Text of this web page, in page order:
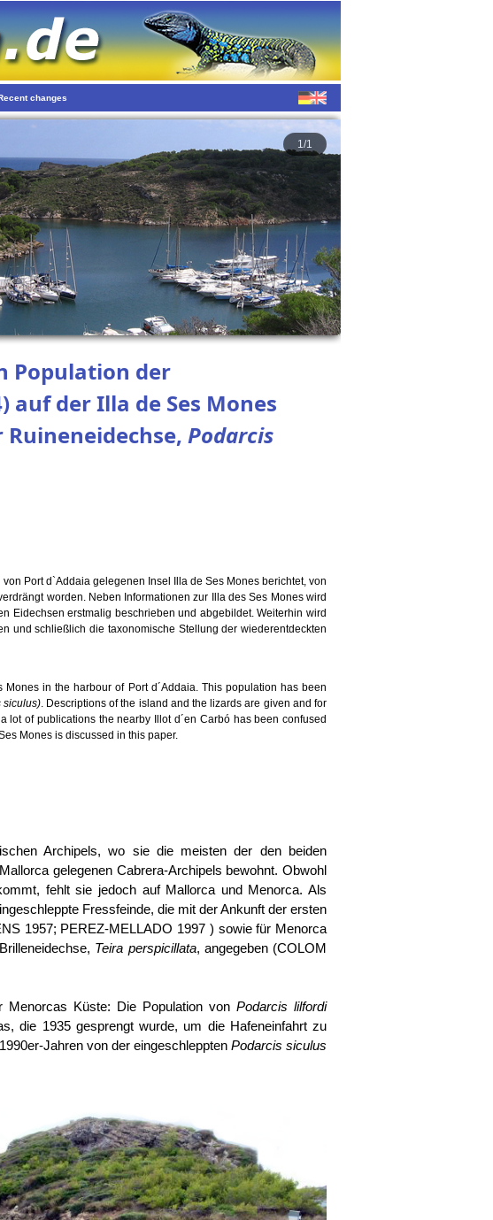
changes
1/1
Population der
auf der Illa de Ses Mones
Podarcis
Port d`Addaia gelegenen Insel Illa de Ses Mones berichtet, von
worden. Neben Informationen zur Illa des Ses Mones wird
Eidechsen erstmalig beschrieben und abgebildet. Weiterhin wird
und schließlich die taxonomische Stellung der wiederentdeckten
Mones in the harbour of Port d´Addaia. This population has been
siculus). Descriptions of the island and the lizards are given and for
lot of publications the nearby Illot d´en Carbó has been confused
Mones is discussed in this paper.
Archipels, wo sie die meisten der den beiden
gelegenen Cabrera-Archipels bewohnt. Obwohl
fehlt sie jedoch auf Mallorca und Menorca. Als
Fressfeinde, die mit der Ankunft der ersten
1957; PEREZ-MELLADO 1997 ) sowie für Menorca
Teira perspicillata, angegeben (COLOM
Menorcas Küste: Die Population von Podarcis lilfordi
die 1935 gesprengt wurde, um die Hafeneinfahrt zu
Jahren von der eingeschleppten Podarcis siculus